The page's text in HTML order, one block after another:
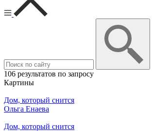
106 результатов по запросу
Картины
Дом, который снится
Ольга Енаева
Дом, который снится